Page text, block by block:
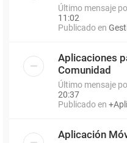
Último mensaje
11:02
Publicado en
Aplicaciones
Comunidad
Último mensaje
20:37
Publicado en
Aplicación